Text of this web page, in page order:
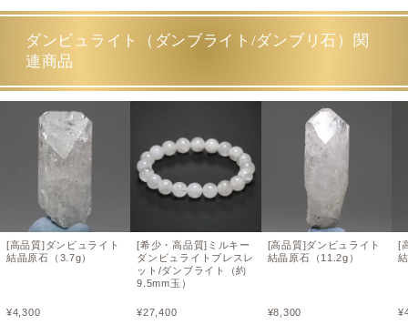
ダンビュライト（ダンブライト/ダンブリ石）関
連商品
[高品質]ダンビュライト
結晶原石（3.7g）
¥4,300
[希少・高品質]ミルキー
ダンビュライトブレスレ
ット/ダンブライト（約
9.5mm玉）
¥27,400
[高品質]ダンビュライト
結晶原石（11.2g）
¥8,300
[
¥